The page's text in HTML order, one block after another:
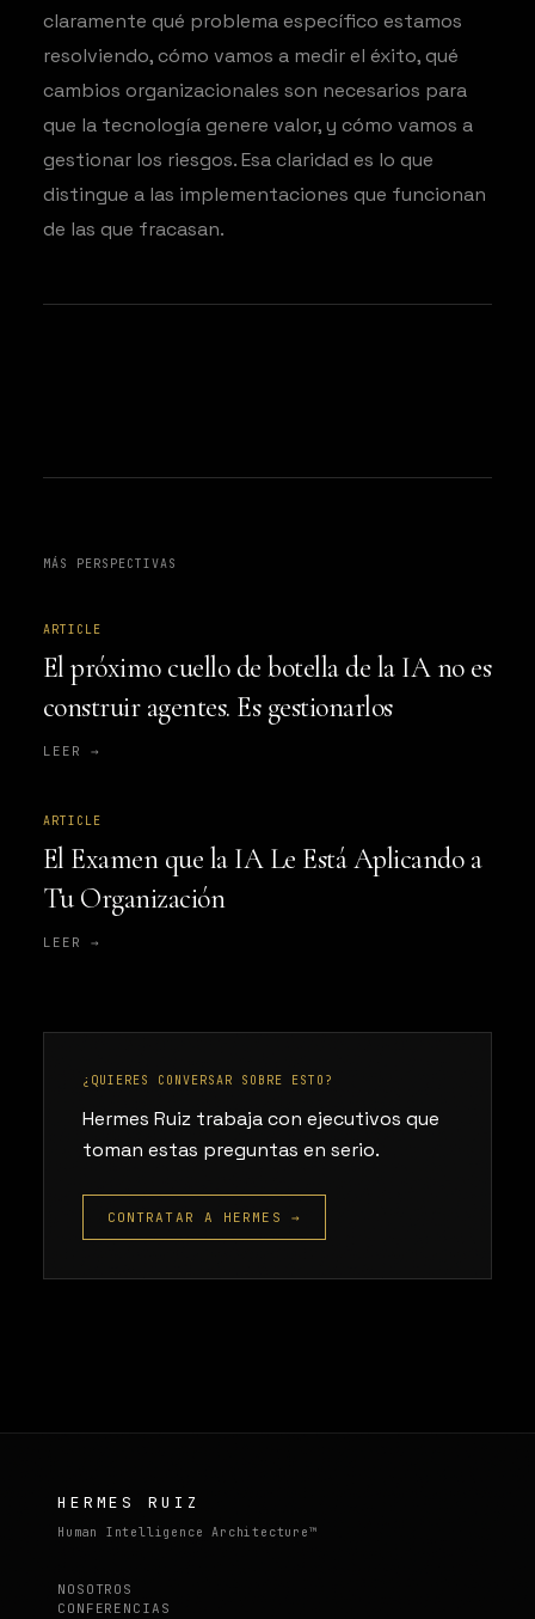
claramente qué problema específico estamos
resolviendo, cómo vamos a medir el éxito, qué
cambios organizacionales son necesarios para
que la tecnología genere valor, y cómo vamos a
gestionar los riesgos. Esa claridad es lo que
distingue a las implementaciones que funcionan
de las que fracasan.
MÁS PERSPECTIVAS
ARTICLE
El próximo cuello de botella de la IA no es
construir agentes. Es gestionarlos
LEER →
ARTICLE
El Examen que la IA Le Está Aplicando a
Tu Organización
LEER →
¿QUIERES CONVERSAR SOBRE ESTO?
Hermes Ruiz trabaja con ejecutivos que
toman estas preguntas en serio.
CONTRATAR A HERMES →
HERMES RUIZ
Human Intelligence Architecture™
NOSOTROS
CONFERENCIAS